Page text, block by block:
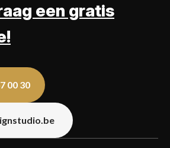
een gratis
00 30